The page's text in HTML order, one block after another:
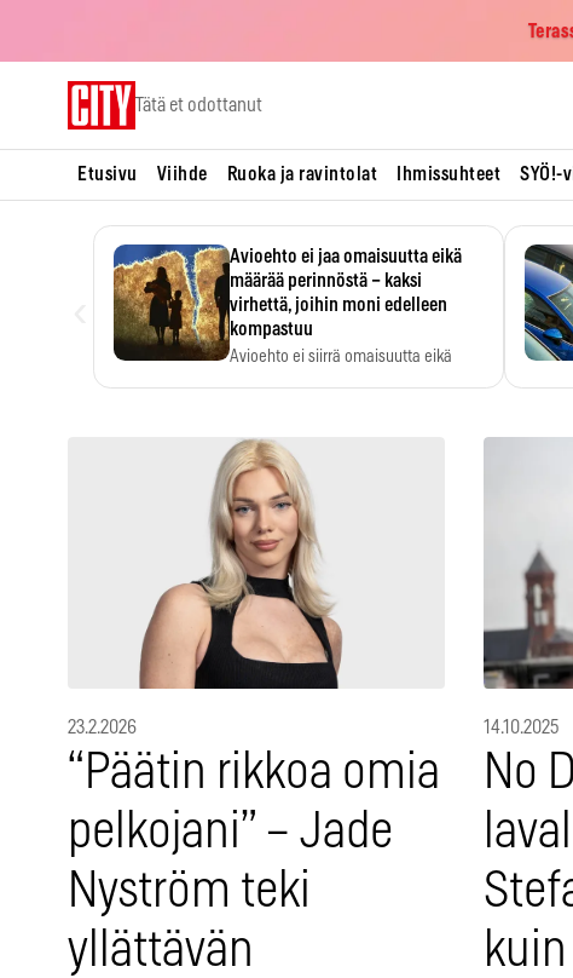
Tätä et odottanut
Etusivu Viihde Ruoka ja ravintolat Ihmissuhteet SYÖ!-
Avioehto ei jaa omaisuutta eikä
määrää perinnöstä – kaksi
virhettä, joihin moni edelleen
kompastuu
Avioehto ei siirrä omaisuutta eikä
23.2.2026
“Päätin rikkoa omia
pelkojani” – Jade
Nyström teki
yllättävän
14.10.2025
No